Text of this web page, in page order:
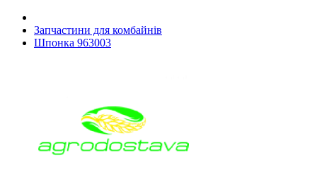
Запчастини для комбайнів
Шпонка 963003